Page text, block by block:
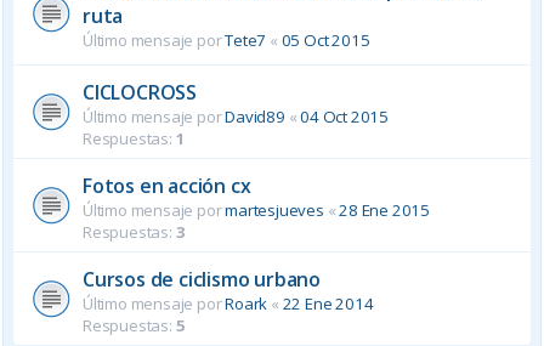
ruta
Último mensaje porTete7 « 05 Oct 2015
CICLOCROSS
Último mensaje porDavid89 «04 Oct 2015
Respuestas: 1
Fotos en acción cx
Último mensaje pormartesjueves «28 Ene 2015
Respuestas: 3
Cursos de ciclismo urbano
Último mensaje porRoark « 22 Ene 2014
Respuestas: 5